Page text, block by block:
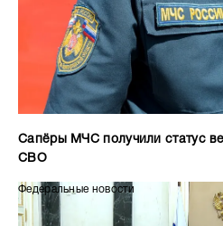
Сапёры МЧС получили статус
СВО
Федеральные новости